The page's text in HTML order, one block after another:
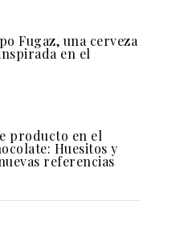
Fugaz, una cerveza
en el
producto en el
Huesitos y
referencias